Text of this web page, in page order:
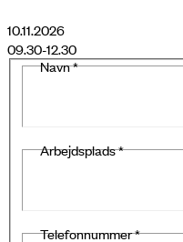
10.11.2026
09.30-12.30
Navn*
Arbejdsplads*
Telefonnummer*